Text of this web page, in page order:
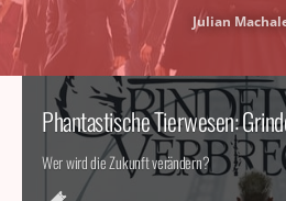
Julian
Phantastische Tierwesen:
Wer wird die Zukunft verändern?